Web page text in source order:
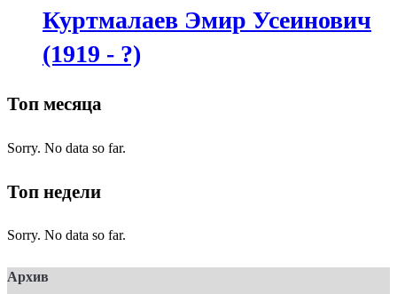
Куртмалаев Эмир Усеинович
(1919 - ?)
Топ месяца
Sorry. No data so far.
Топ недели
Sorry. No data so far.
Архив